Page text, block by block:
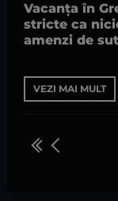
Vacanța în
stricte ca
amenzi de
VEZI MAI MULT